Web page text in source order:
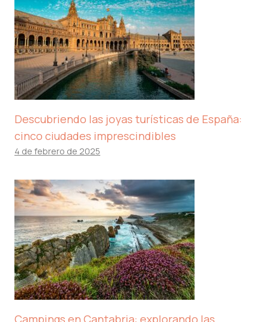
Descubriendo las joyas turísticas de España:
cinco ciudades imprescindibles
4 de febrero de 2025
Campings en Cantabria: explorando las